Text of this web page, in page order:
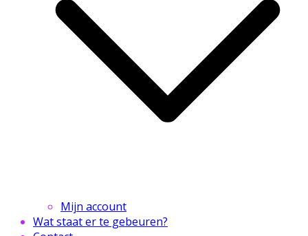
Mijn account
Wat staat er te gebeuren?